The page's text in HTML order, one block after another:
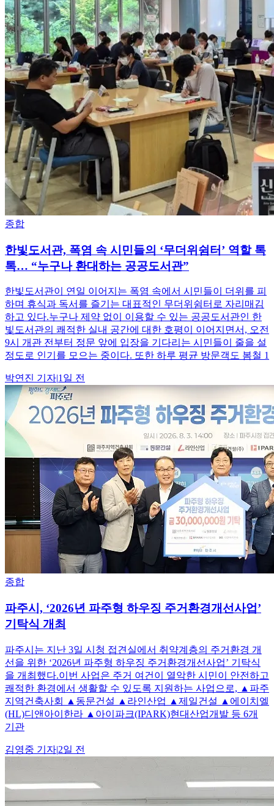
종합
한빛도서관, 폭염 속 시민들의 ‘무더위쉼터’ 역할 톡
톡… “누구나 환대하는 공공도서관”
한빛도서관이 연일 이어지는 폭염 속에서 시민들이 더위를 피
하며 휴식과 독서를 즐기는 대표적인 무더위쉼터로 자리매김
하고 있다.누구나 제약 없이 이용할 수 있는 공공도서관인 한
빛도서관의 쾌적한 실내 공간에 대한 호평이 이어지면서, 오전
9시 개관 전부터 정문 앞에 입장을 기다리는 시민들이 줄을 설
정도로 인기를 모으는 중이다. 또한 하루 평균 방문객도 봄철 1
박연진 기자|1일 전
종합
파주시, ‘2026년 파주형 하우징 주거환경개선사업’
기탁식 개최
파주시는 지난 3일 시청 접견실에서 취약계층의 주거환경 개
선을 위한 ‘2026년 파주형 하우징 주거환경개선사업’ 기탁식
을 개최했다.이번 사업은 주거 여건이 열악한 시민이 안전하고
쾌적한 환경에서 생활할 수 있도록 지원하는 사업으로, ▲파주
지역건축사회 ▲동문건설 ▲라인산업 ▲제일건설 ▲에이치엘
(HL)디앤아이한라 ▲아이파크(IPARK)현대산업개발 등 6개
기관
김영중 기자|2일 전